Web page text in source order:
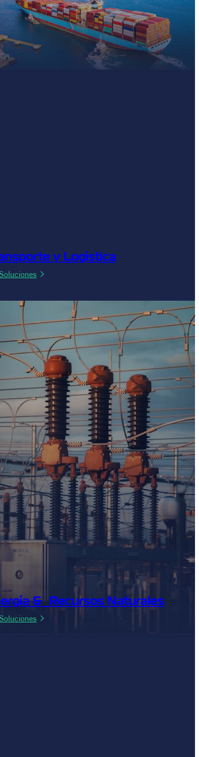
y Logística
:
y
& Recursos Naturales
: